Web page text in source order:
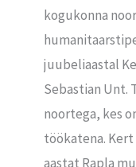
kogukonna
juubeliaastal
Sebastian Unt.
noortega, kes
töökatena.
aastat Rapla